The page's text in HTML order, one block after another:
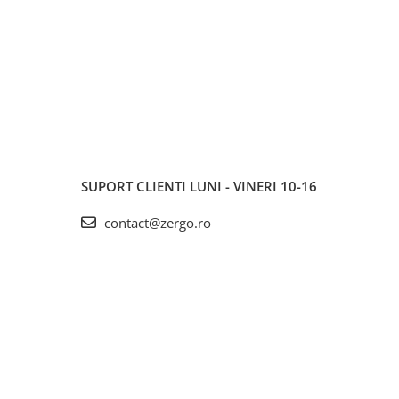
SUPORT CLIENTI LUNI - VINERI 10-16
contact@zergo.ro